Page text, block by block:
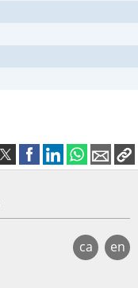
ca en